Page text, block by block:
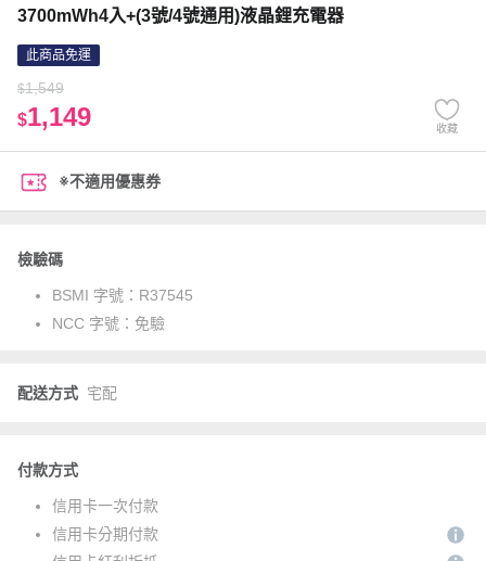
3700mWh4入+(3號/4號通用)液晶鋰充電器
此商品免運
$1,549
$1,149 收藏
※不適用優惠券
檢驗碼
BSMI 字號： R37545
NCC 字號： 免驗
配送方式 宅配
付款方式
信用卡一次付款
信用卡分期付款